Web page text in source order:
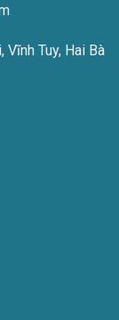
Tuy, Hai Bà